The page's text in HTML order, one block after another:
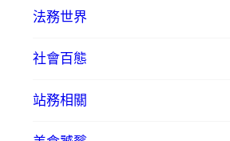
法務世界
社會百態
站務相關